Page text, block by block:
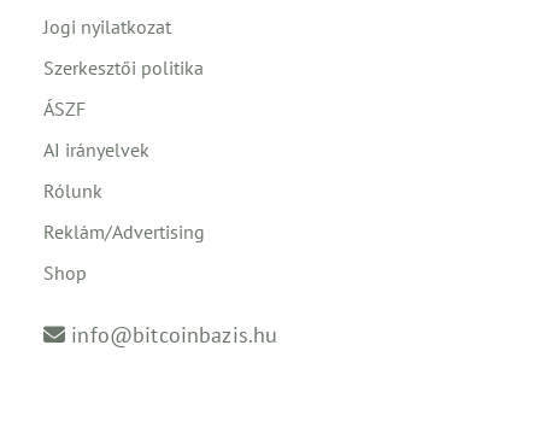
Jogi nyilatkozat
Szerkesztői politika
ÁSZF
AI irányelvek
Rólunk
Reklám/Advertising
Shop
info@bitcoinbazis.hu